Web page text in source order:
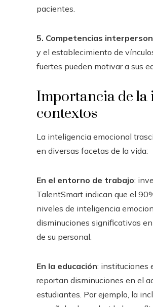
pacientes.
5. Competencias
y el establecimiento de
fuertes pueden motivar a sus
Importancia de la
contextos
La inteligencia emocional
en diversas facetas de la vida:
En el entorno de trabajo:
TalentSmart indican que el
niveles de inteligencia
disminuciones significativas
de su personal.
En la educación: instituciones
reportan disminuciones en el
estudiantes. Por ejemplo, la